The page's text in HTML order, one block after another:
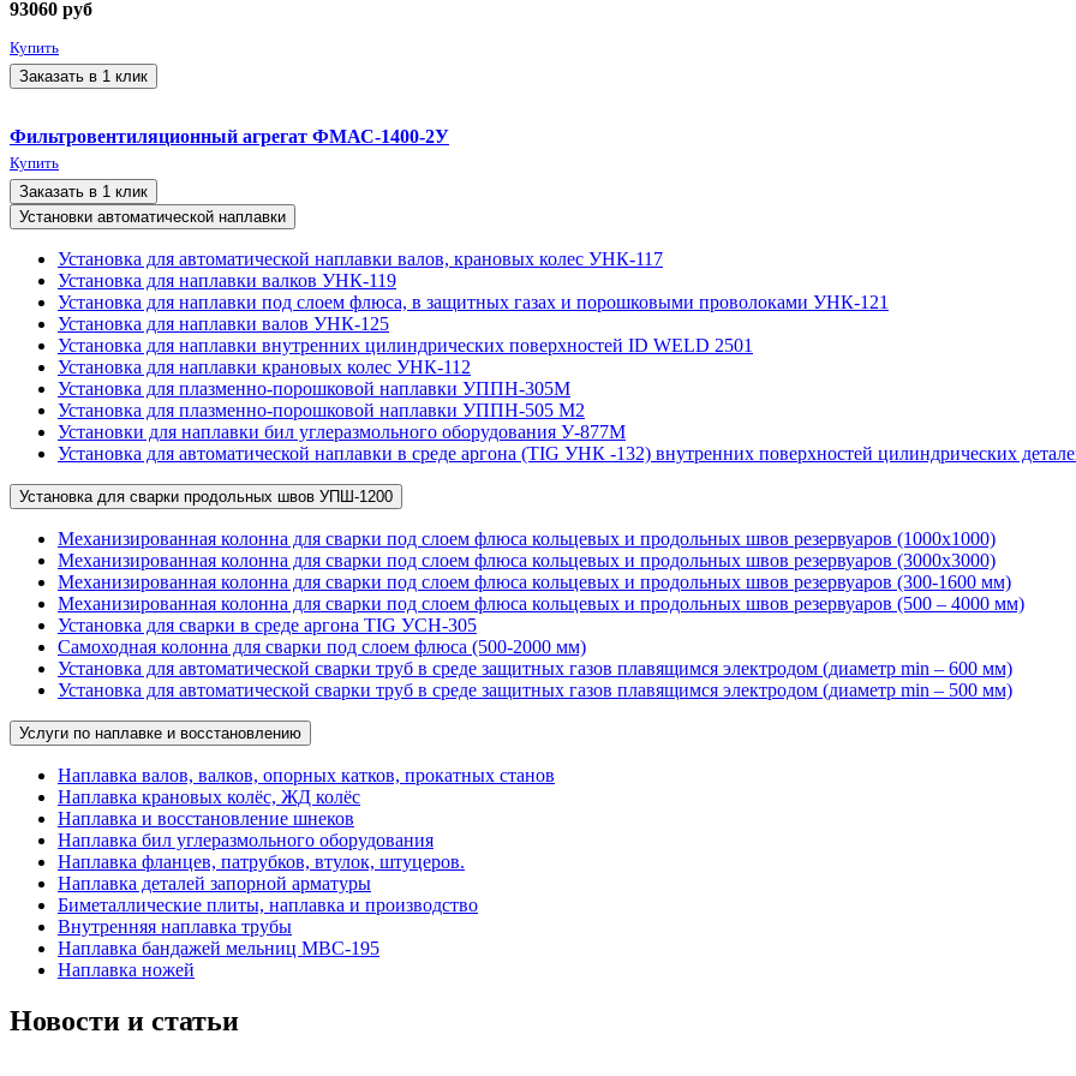
93060 руб
Купить
Заказать в 1 клик
Фильтровентиляционный агрегат ФМАС-1400-2У
Купить
Заказать в 1 клик
Установки автоматической наплавки
Установка для автоматической наплавки валов, крановых колес УНК-117
Установка для наплавки валков УНК-119
Установка для наплавки под слоем флюса, в защитных газах и порошковыми проволоками УНК-121
Установка для наплавки валов УНК-125
Установка для наплавки внутренних цилиндрических поверхностей ID WELD 2501
Установка для наплавки крановых колес УНК-112
Установка для плазменно-порошковой наплавки УППН-305М
Установка для плазменно-порошковой наплавки УППН-505 М2
Установки для наплавки бил углеразмольного оборудования У-877М
Установка для автоматической наплавки в среде аргона (TIG УНК -132) внутренних поверхностей цилиндрических
Установка для сварки продольных швов УПШ-1200
Механизированная колонна для сварки под слоем флюса кольцевых и продольных швов резервуаров (1000х1000)
Механизированная колонна для сварки под слоем флюса кольцевых и продольных швов резервуаров (3000х3000)
Механизированная колонна для сварки под слоем флюса кольцевых и продольных швов резервуаров (300-1600 мм)
Механизированная колонна для сварки под слоем флюса кольцевых и продольных швов резервуаров (500 – 4000 мм)
Установка для сварки в среде аргона TIG УСН-305
Самоходная колонна для сварки под слоем флюса (500-2000 мм)
Установка для автоматической сварки труб в среде защитных газов плавящимся электродом (диаметр min – 600 мм)
Установка для автоматической сварки труб в среде защитных газов плавящимся электродом (диаметр min – 500 мм)
Услуги по наплавке и восстановлению
Наплавка валов, валков, опорных катков, прокатных станов
Наплавка крановых колёс, ЖД колёс
Наплавка и восстановление шнеков
Наплавка бил углеразмольного оборудования
Наплавка фланцев, патрубков, втулок, штуцеров.
Наплавка деталей запорной арматуры
Биметаллические плиты, наплавка и производство
Внутренняя наплавка трубы
Наплавка бандажей мельниц МВС-195
Наплавка ножей
Новости и статьи